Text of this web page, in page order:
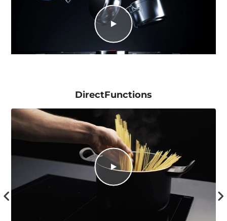
DirectFunctions